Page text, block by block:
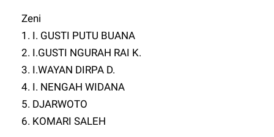
Zeni
1. I. GUSTI PUTU BUANA
2. I.GUSTI NGURAH RAI K.
3. I.WAYAN DIRPA D.
4. I. NENGAH WIDANA
5. DJARWOTO
6. KOMARI SALEH